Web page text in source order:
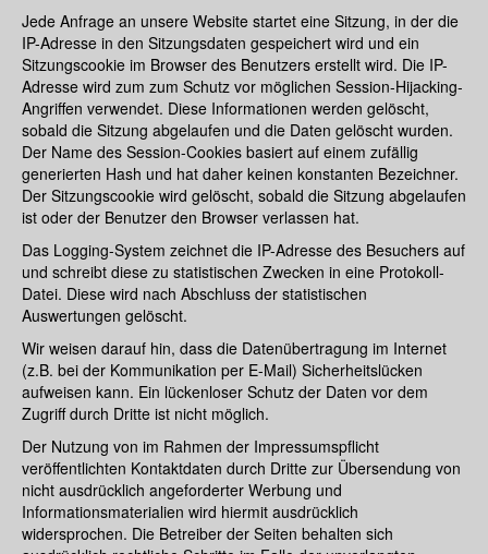
Jede Anfrage an unsere Website startet eine Sitzung, in der die
IP-Adresse in den Sitzungsdaten gespeichert wird und ein
Sitzungscookie im Browser des Benutzers erstellt wird. Die IP-
Adresse wird zum zum Schutz vor möglichen Session-Hijacking-
Angriffen verwendet. Diese Informationen werden gelöscht,
sobald die Sitzung abgelaufen und die Daten gelöscht wurden.
Der Name des Session-Cookies basiert auf einem zufällig
generierten Hash und hat daher keinen konstanten Bezeichner.
Der Sitzungscookie wird gelöscht, sobald die Sitzung abgelaufen
ist oder der Benutzer den Browser verlassen hat.
Das Logging-System zeichnet die IP-Adresse des Besuchers auf
und schreibt diese zu statistischen Zwecken in eine Protokoll-
Datei. Diese wird nach Abschluss der statistischen
Auswertungen gelöscht.
Wir weisen darauf hin, dass die Datenübertragung im Internet
(z.B. bei der Kommunikation per E-Mail) Sicherheitslücken
aufweisen kann. Ein lückenloser Schutz der Daten vor dem
Zugriff durch Dritte ist nicht möglich.
Der Nutzung von im Rahmen der Impressumspflicht
veröffentlichten Kontaktdaten durch Dritte zur Übersendung von
nicht ausdrücklich angeforderter Werbung und
Informationsmaterialien wird hiermit ausdrücklich
widersprochen. Die Betreiber der Seiten behalten sich